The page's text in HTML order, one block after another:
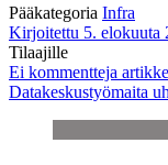
Pääkategoria Infra
Kirjoitettu 5. elokuuta
Tilaajille
Ei kommentteja
Datakeskustyömaita